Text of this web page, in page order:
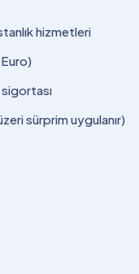
hizmetleri
sürprim uygulanır)